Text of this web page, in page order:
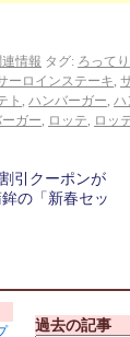
情報 タグ: ろって
ーロインステーキ,
ト , ハンバーガー, ハ
ガー, ロッテ, ロッ
引クーポンが
の「新春セッ
過去の記事